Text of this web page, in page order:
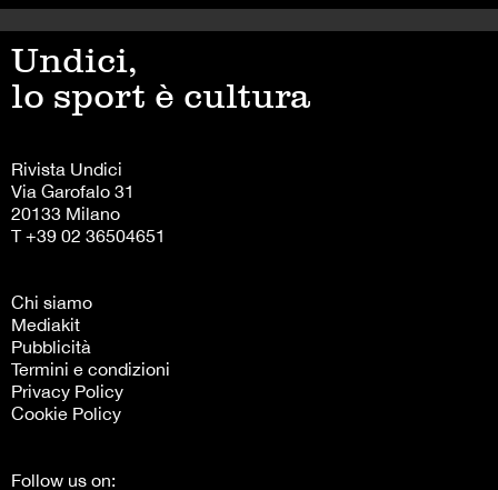
Undici,
lo sport è cultura
Rivista Undici
Via Garofalo 31
20133 Milano
T +39 02 36504651
Chi siamo
Mediakit
Pubblicità
Termini e condizioni
Privacy Policy
Cookie Policy
Follow us on: